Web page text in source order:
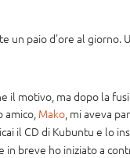
un paio d'ore al giorno.
motivo, ma dopo la
amico,Mako, mi aveva
il CD di Kubuntu e lo
in breve ho iniziato a